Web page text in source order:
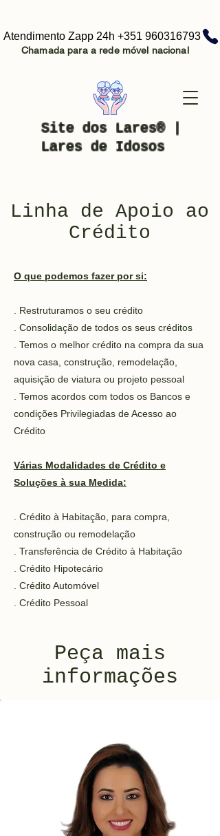
Atendimento Zapp 24h +351 960316793
Site dos Lares® |
Lares de Idosos
Chamada para a rede móvel nacional
Linha de Apoio ao
Crédito
O que podemos fazer por si:
. Restruturamos o seu crédito
. Consolidação de todos os seus créditos
. Temos o melhor crédito na compra da sua
nova casa, construção, remodelação,
aquisição de viatura ou projeto pessoal
. Temos acordos com todos os Bancos e
condições Privilegiadas de Acesso ao
Crédito
Várias Modalidades de Crédito e
Soluções à sua Medida:
. Crédito à Habitação, para compra,
construção ou remodelação
. Transferência de Crédito à Habitação
. Crédito Hipotecário
. Crédito Automóvel
. Crédito Pessoal
Peça mais
informações